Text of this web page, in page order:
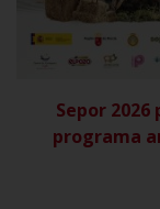
Sepor
programa